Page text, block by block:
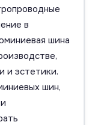
в
шина
и эстетики.
шин,